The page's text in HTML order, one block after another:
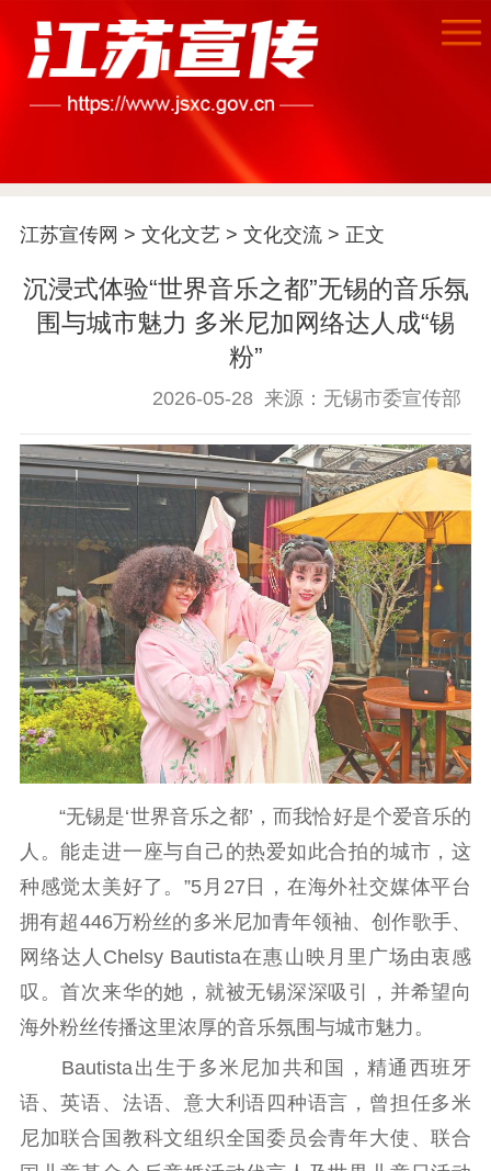
江苏要闻
公示公告
信息公开制度
信息公开年度报
工作动态
理论武装
理论学习 宣传宣讲 研究阐释
哲学社科
社科强省 工作通知
成果集萃
江苏文脉
资料下载
新闻宣传
主题宣传 对外宣传
新闻发布
记者之家
品牌栏目
文化文艺
精品生产 文化惠民
文化传承
文化交流
体制改革
文化产业
紫金文化艺术节
品牌活动 紫艺舞台
精神文明
文明创建 文明实践
文明培育
先进典型
江苏宣传网 > 文化文艺> 文化交流> 正文
沉浸式体验“世界音乐之都”无锡的音乐氛
围与城市魅力 多米尼加网络达人成“锡
粉”
2026-05-28 来源：无锡市委宣传部
“无锡是‘世界音乐之都’，而我恰好是个爱音乐的
人。能走进一座与自己的热爱如此合拍的城市，这
种感觉太美好了。”5月27日，在海外社交媒体平台
拥有超446万粉丝的多米尼加青年领袖、创作歌手、
网络达人Chelsy Bautista在惠山映月里广场由衷感
叹。首次来华的她，就被无锡深深吸引，并希望向
海外粉丝传播这里浓厚的音乐氛围与城市魅力。
Bautista出生于多米尼加共和国，精通西班牙
语、英语、法语、意大利语四种语言，曾担任多米
尼加联合国教科文组织全国委员会青年大使、联合